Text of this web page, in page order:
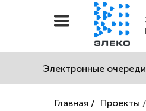
Электронные очереди
Главная / Проекты /